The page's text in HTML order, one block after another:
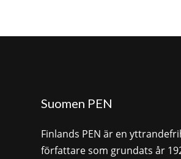
Suomen PEN
Finlands PEN är en
författare som grundats år